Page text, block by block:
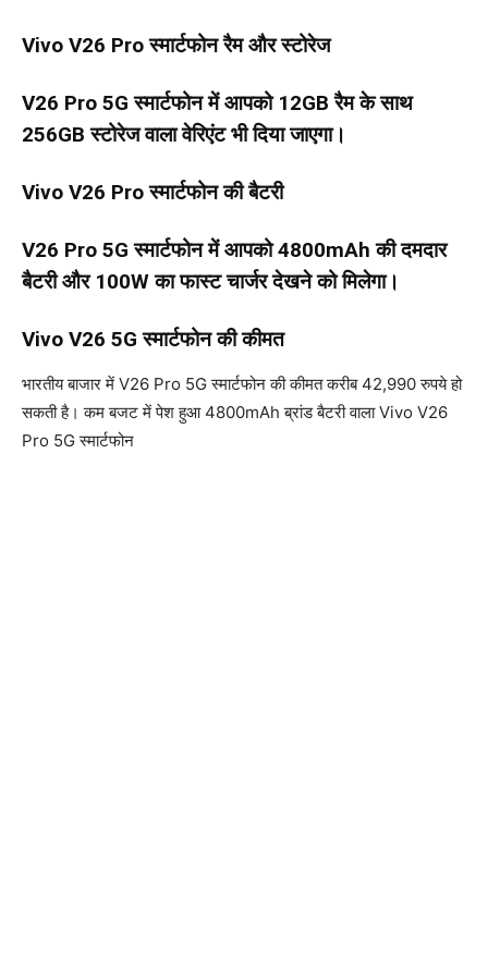
Vivo V26 Pro स्मार्टफोन रैम और स्टोरेज
V26 Pro 5G स्मार्टफोन में आपको 12GB रैम के साथ
256GB स्टोरेज वाला वेरिएंट भी दिया जाएगा।
Vivo V26 Pro स्मार्टफोन की बैटरी
V26 Pro 5G स्मार्टफोन में आपको 4800mAh की दमदार
बैटरी और 100W का फास्ट चार्जर देखने को मिलेगा।
Vivo V26 5G स्मार्टफोन की कीमत
भारतीय बाजार में V26 Pro 5G स्मार्टफोन की कीमत करीब 42,990 रुपये हो
सकती है। कम बजट में पेश हुआ 4800mAh ब्रांड बैटरी वाला Vivo V26
Pro 5G स्मार्टफोन